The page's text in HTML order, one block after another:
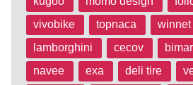
vivobike
topnaca winnet
lamborghini
cecov bimar
navee
exa deli tire